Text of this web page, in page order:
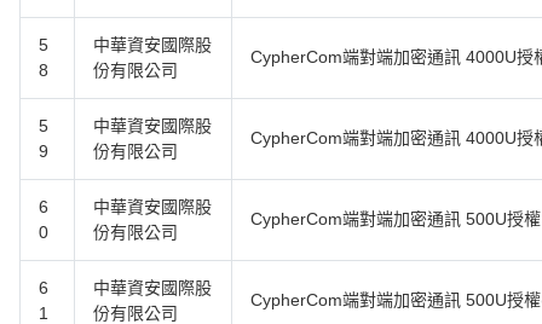
5
8
中華資安國際股
份有限公司
CypherCom端對端加密通訊 4000U授
5
9
中華資安國際股
份有限公司
CypherCom端對端加密通訊 4000U授
6
0
中華資安國際股
份有限公司
CypherCom端對端加密通訊 500U授權
6
1
中華資安國際股
份有限公司
CypherCom端對端加密通訊 500U授